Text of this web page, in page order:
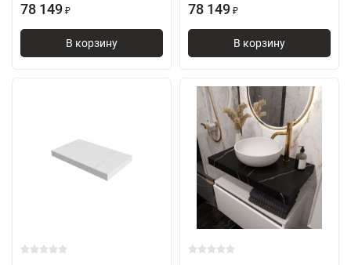
78 149 ₽
В корзину
78 149 ₽
В корзину